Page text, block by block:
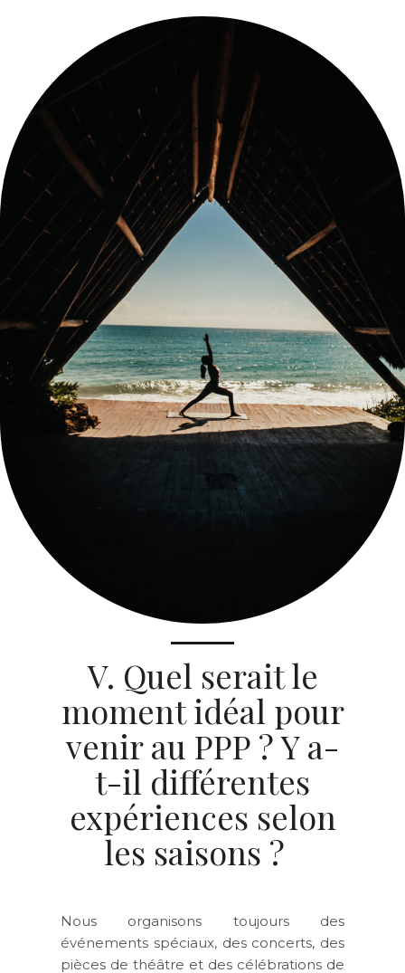
V. Quel serait le
moment idéal pour
venir au PPP ? Y a-
t-il différentes
expériences selon
les saisons ?
Nous organisons toujours des
événements spéciaux, des concerts, des
pièces de théâtre et des célébrations de